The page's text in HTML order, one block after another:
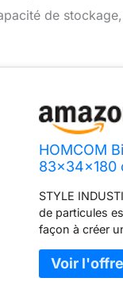
de
HOMCOM
83x34x180
STYLE
de particules
façon à créer
permettent de
cette étagère